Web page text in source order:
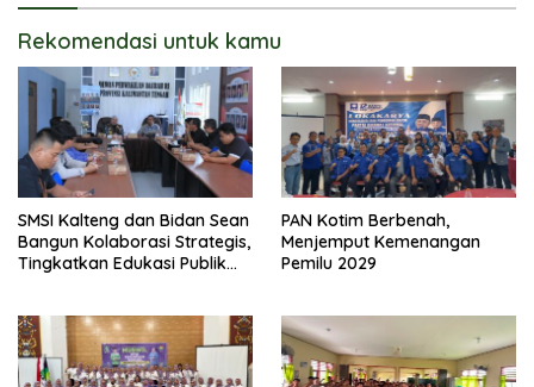
Rekomendasi untuk kamu
SMSI Kalteng dan Bidan Sean
Bangun Kolaborasi Strategis,
Tingkatkan Edukasi Publik
PAN Kotim Berbenah,
Menjemput Kemenangan
Pemilu 2029